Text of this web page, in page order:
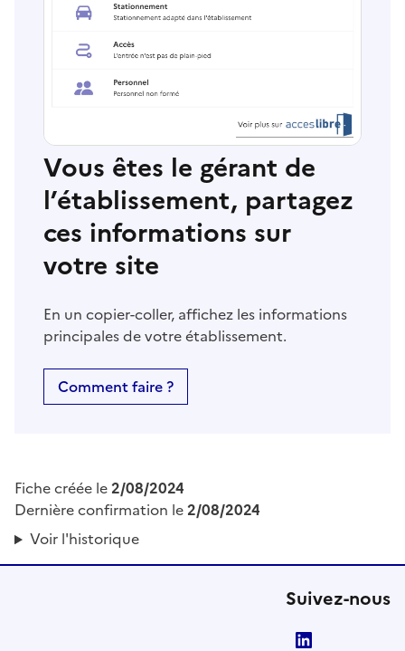
Vous êtes le gérant de
l’établissement, partagez
ces informations sur
votre site
En un copier-coller, affichez les informations
principales de votre établissement.
Comment faire ?
Fiche créée le2/08/2024
Dernière confirmation le2/08/2024
Voir l'historique
Suivez-nous